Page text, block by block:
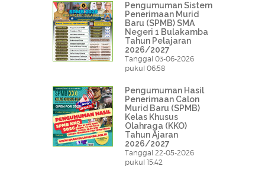
Pengumuman Sistem
Penerimaan Murid
Baru (SPMB) SMA
Negeri 1 Bulakamba
Tahun Pelajaran
2026/2027
Tanggal 03-06-2026
pukul 06:58
Pengumuman Hasil
Penerimaan Calon
Murid Baru (SPMB)
Kelas Khusus
Olahraga (KKO)
Tahun Ajaran
2026/2027
Tanggal 22-05-2026
pukul 15:42